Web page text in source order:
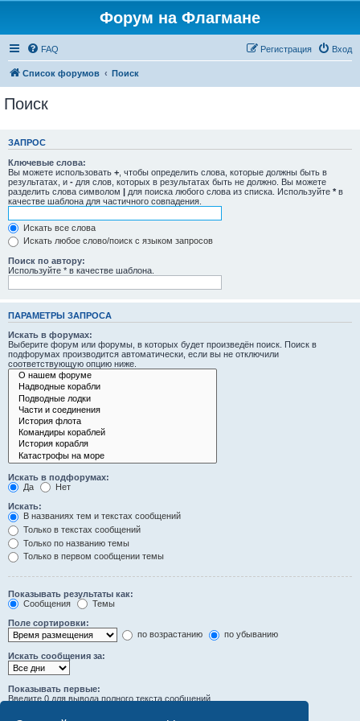
Форум на Флагмане
FAQ Вход
Регистрация
Список форумов Поиск
Поиск
ЗАПРОС
Ключевые слова:
Вы можете использовать + , чтобы определить слова, которые должны быть в
результатах, и - для слов, которых в результатах быть не должно. Вы можете
разделить слова символом | для поиска любого слова из списка. Используйте * в
качестве шаблона для частичного совпадения.
Искать все слова
Искать любое слово/поиск с языком запросов
Поиск по автору:
Используйте * в качестве шаблона.
ПАРАМЕТРЫ ЗАПРОСА
Искать в форумах:
Выберите форум или форумы, в которых будет произведён поиск. Поиск в
подфорумах производится автоматически, если вы не отключили
соответствующую опцию ниже.
Искать в подфорумах:
Да
Нет
Искать:
В названиях тем и текстах сообщений
Только в текстах сообщений
Только по названию темы
Только в первом сообщении темы
Показывать результаты как:
Сообщения
Темы
Поле сортировки:
по возрастанию
по убыванию
Искать сообщения за:
Показывать первые:
Введите 0 для вывода полного текста сообщений.